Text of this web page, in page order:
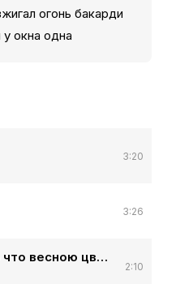
огонь бакарди
окна одна
3:20
3:26
А ты как сирень что весною цветет
2:10